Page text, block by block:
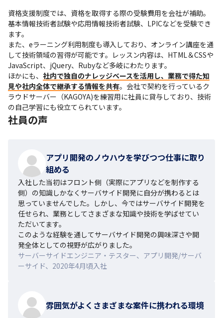
資格支援制度では、資格を取得する際の受験費用を会社が補助。
基本情報技術者試験や応用情報技術者試験、LPICなどを受験でき
ます。
また、eラーニング利用制度も導入しており、オンライン講座を通
して技術領域の習得が可能です。レッスン内容は、HTML＆CSSや
JavaScript、jQuery、Rubyなど多岐にわたります。
ほかにも、 社内で独自のナレッジベースを活用し、業務で得た知
見や社内全体で継承する情報を共有。会社で契約を行っているク
ラウドサーバー（KAGOYA)を練習用に社員に貸与しており、技術
の自己学習にも役立てられています。
社員の声
アプリ開発のノウハウを学びつつ仕事に取り
組める
入社した当初はフロント側（実際にアプリなどを制作する
側）の知識しかなくサーバサイド開発に自分が携わるとは
思っていませんでした。しかし、今ではサーバサイド開発を
任せられ、業務としてさまざまな知識や技術を学ばせてい
ただいてます。
このような経験を通してサーバサイド開発の興味深さや開
発全体としての視野が広がりました。
サーバーサイドエンジニア・テスター、アプリ開発/サーバ
ーサイド、2020年4月頃入社
雰囲気がよくさまざまな案件に携われる環境